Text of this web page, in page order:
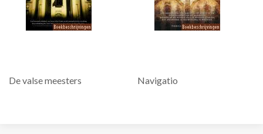
De valse meesters Navigatio